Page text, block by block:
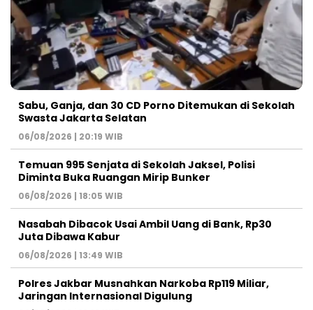
Sabu, Ganja, dan 30 CD Porno Ditemukan di Sekolah
Swasta Jakarta Selatan
06/08/2026 | 20:19 WIB
Temuan 995 Senjata di Sekolah Jaksel, Polisi
Diminta Buka Ruangan Mirip Bunker
06/08/2026 | 18:05 WIB
Nasabah Dibacok Usai Ambil Uang di Bank, Rp30
Juta Dibawa Kabur
06/08/2026 | 13:49 WIB
Polres Jakbar Musnahkan Narkoba Rp119 Miliar,
Jaringan Internasional Digulung